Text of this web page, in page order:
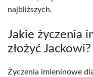
najbliższych.
Jakie życzenia
złożyć Jackowi?
Życzenia imieninowe